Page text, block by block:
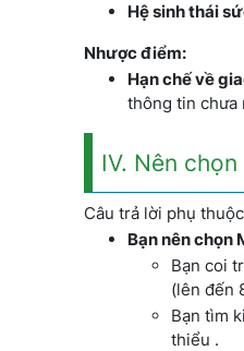
Hệ sinh thái
Nhược điểm:
Hạn chế về
thông tin chưa
IV. Nên
Câu trả lời phụ
Bạn nên chọn
Bạn coi
(lên đến
Bạn tìm
thiểu .